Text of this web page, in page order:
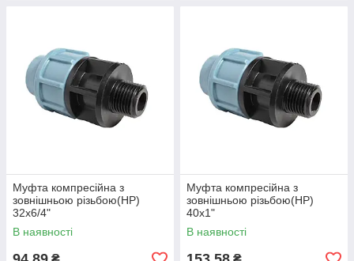
Муфта компресійна з
зовнішньою різьбою(НР)
32х6/4"
В наявності
Муфта компресійна з
зовнішньою різьбою(НР)
40х1"
В наявності